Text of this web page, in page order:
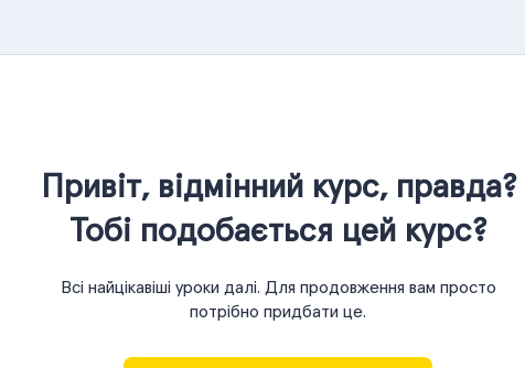
Привіт, відмінний курс, правда?
Тобі подобається цей курс?
Всі найцікавіші уроки далі. Для продовження вам просто
потрібно придбати це.